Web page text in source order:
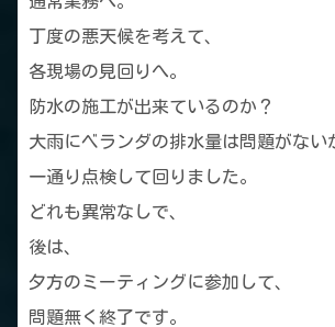
丁度の悪天候を考えて、
各現場の見回りへ。
防水の施工が出来ているのか？
大雨にベランダの排水量は問題がない
一通り点検して回りました。
どれも異常なしで、
後は、
夕方のミーティングに参加して、
問題無く終了です。